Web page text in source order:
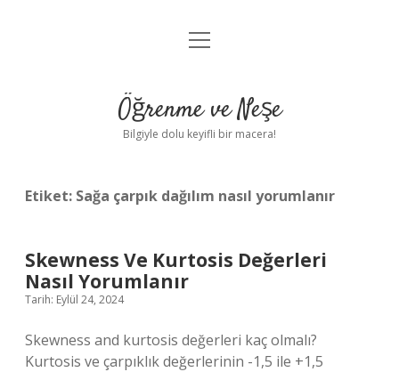
Anasayfa
Yasal Uyarı
menüyü
Öğrenme ve Neşe
Bilgiyle dolu keyifli bir macera!
Etiket: Sağa çarpık dağılım nasıl yorumlanır
Skewness Ve Kurtosis Değerleri
Nasıl Yorumlanır
Tarih: Eylül 24, 2024
Skewness and kurtosis değerleri kaç olmalı?
Kurtosis ve çarpıklık değerlerinin -1,5 ile +1,5